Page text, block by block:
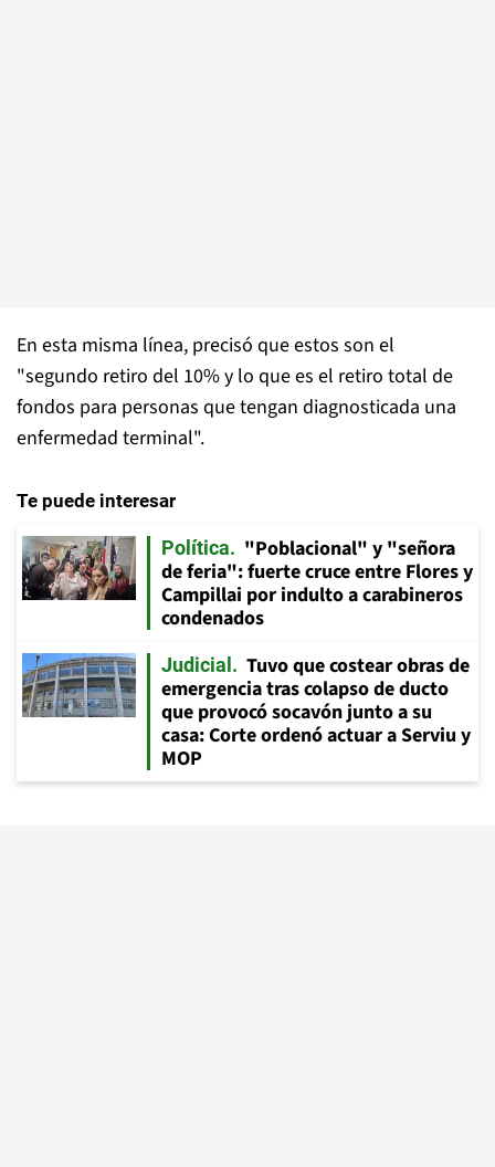
En esta misma línea, precisó que estos son el
"segundo retiro del 10% y lo que es el retiro total de
fondos para personas que tengan diagnosticada una
enfermedad terminal".
Te puede interesar
Política
"Poblacional" y "señora
de feria": fuerte cruce entre Flores y
Campillai por indulto a carabineros
condenados
Judicial
Tuvo que costear obras de
emergencia tras colapso de ducto
que provocó socavón junto a su
casa: Corte ordenó actuar a Serviu y
MOP